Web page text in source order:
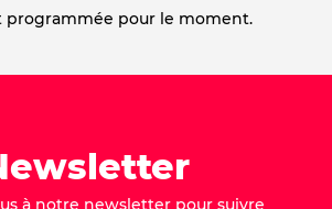
programmée pour le moment.
à notre newsletter pour suivre